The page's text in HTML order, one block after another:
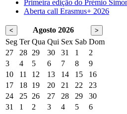
Primeira edição do Prémio
Aberta call Erasmus+ 2026
< Agosto 2026 >
Seg Ter Qua Qui Sex Sab Dom
27
28 29 30 31 1
2
3
4 5 6 7 8
9
10
11 12 13 14 15
16
17
18 19 20 21 22
23
24
25 26 27 28 29
30
31
1 2 3 4 5 6